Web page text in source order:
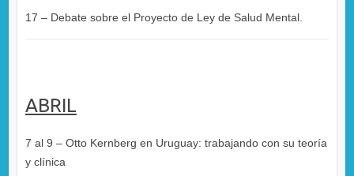
17 – Debate sobre el Proyecto de Ley de Salud Mental.
ABRIL
7 al 9 – Otto Kernberg en Uruguay: trabajando con su teoría
y clínica